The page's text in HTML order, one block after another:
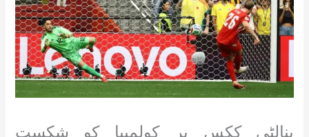
پنالٹی ککس پر کولمبیا کو شکست